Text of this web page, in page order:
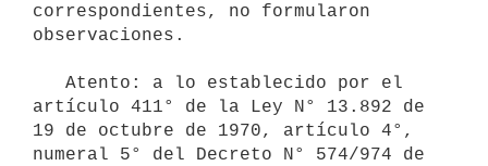
correspondientes, no formularon
observaciones.
artículo 411° de la Ley N° 13.892 de
19 de octubre de 1970, artículo 4°,
numeral 5° del Decreto N° 574/974 de